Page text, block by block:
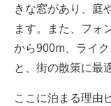
きな窓があり、庭
ます。また、フォ
から900m、ライ
と、街の散策に最
ここに泊まる理由